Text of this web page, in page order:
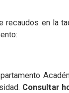
en la
Consultar